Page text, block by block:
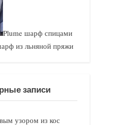
Plume шарф спицами
из льняной пряжи
записи
узором из кос